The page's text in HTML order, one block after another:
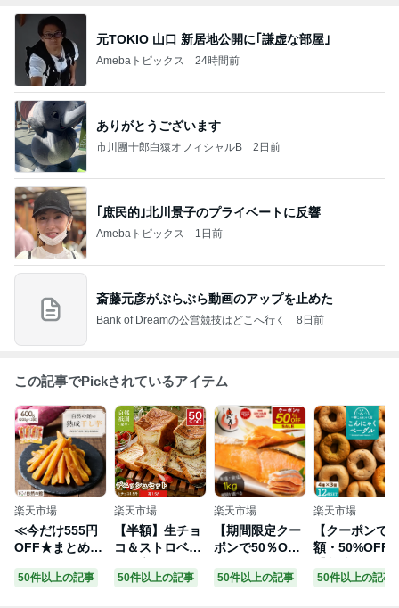
元TOKIO 山口 新居地公開に｢謙虚な部屋｣
Amebaトピックス 24時間前
ありがとうございます
市川團十郎白猿オフィシャルB 2日前
｢庶民的｣北川景子のプライベートに反響
Amebaトピックス 1日前
斎藤元彦がぶらぶら動画のアップを止めた
Bank of Dreamの公営競技はどこへ行く 8日前
この記事でPickされているアイテム
楽天市場
≪今だけ555円
OFF★まとめ買
いクーポン≫
【今期販売終
50件以上の記事
楽天市場
【半額】生チョ
コ＆ストロベリ
ーの高級デニッ
シュ食パン2本
50件以上の記事
楽天市場
【期間限定クー
ポンで50％OFF
＆2個で55％OF
F！】 銀鮭 切り
50件以上の記事
楽天市場
【クーポンで
額・50%OFF
【美味しいベ
グル焼き上が
50件以上の記事